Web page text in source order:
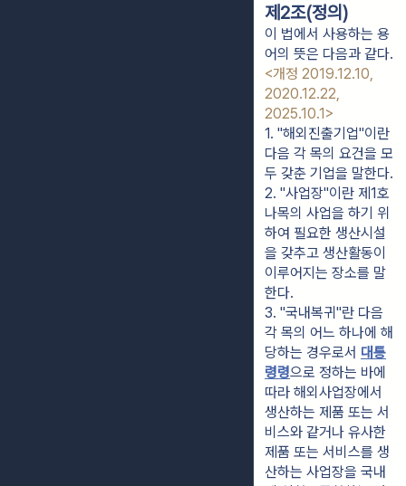
제2조(정의)
이 법에서 사용하는 용
어의 뜻은 다음과 같다.
<개정 2019.12.10,
2020.12.22,
2025.10.1>
1. "해외진출기업"이란
다음 각 목의 요건을 모
두 갖춘 기업을 말한다.
2. "사업장"이란 제1호
나목의 사업을 하기 위
하여 필요한 생산시설
을 갖추고 생산활동이
이루어지는 장소를 말
한다.
3. "국내복귀"란 다음
각 목의 어느 하나에 해
당하는 경우로서 대통
령령으로 정하는 바에
따라 해외사업장에서
생산하는 제품 또는 서
비스와 같거나 유사한
제품 또는 서비스를 생
산하는 사업장을 국내